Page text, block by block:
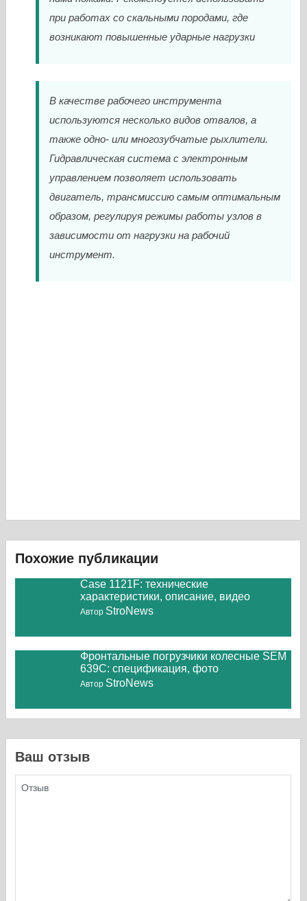
при работах со скальными породами, где
возникают повышенные ударные нагрузки
В качестве рабочего инструмента
используются несколько видов отвалов, а
также одно- или многозубчатые рыхлители.
Гидравлическая система с электронным
управлением позволяет использовать
двигатель, трансмиссию самым оптимальным
образом, регулируя режимы работы узлов в
зависимости от нагрузки на рабочий
инструмент.
Похожие публикации
Case 1121F: технические
характеристики, описание, видео
Автор StroNews
Фронтальные погрузчики колесные SEM
639C: спецификация, фото
Автор StroNews
Ваш отзыв